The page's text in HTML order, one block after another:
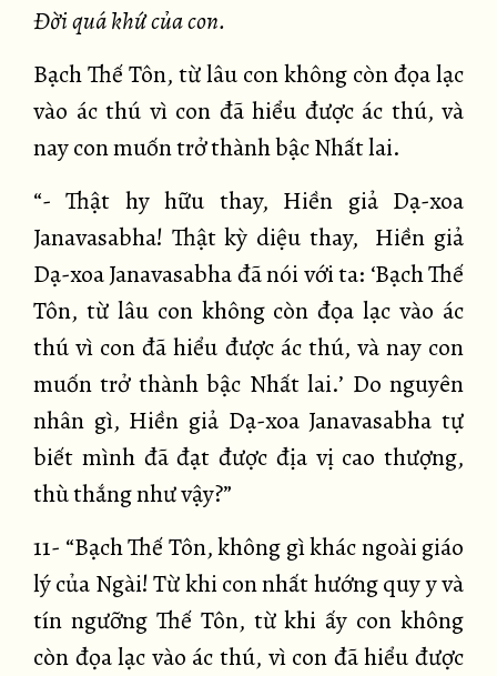
Đời quá khứ của con.
Bạch Thế Tôn, từ lâu con không còn đọa lạc
vào ác thú vì con đã hiểu được ác thú, và
nay con muốn trở thành bậc Nhất lai.
“- Thật hy hữu thay, Hiền giả Dạ-xoa
Janavasabha! Thật kỳ diệu thay, Hiền giả
Dạ-xoa Janavasabha đã nói với ta: ‘Bạch Thế
Tôn, từ lâu con không còn đọa lạc vào ác
thú vì con đã hiểu được ác thú, và nay con
muốn trở thành bậc Nhất lai.’ Do nguyên
nhân gì, Hiền giả Dạ-xoa Janavasabha tự
biết mình đã đạt được địa vị cao thượng,
thù thắng như vậy?”
11- “Bạch Thế Tôn, không gì khác ngoài giáo
lý của Ngài! Từ khi con nhất hướng quy y và
tín ngưỡng Thế Tôn, từ khi ấy con không
còn đọa lạc vào ác thú, vì con đã hiểu được